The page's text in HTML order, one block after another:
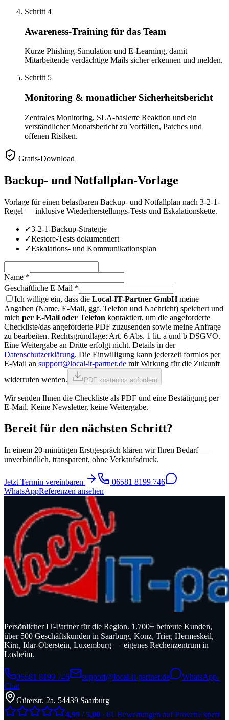
Schritt 4
Awareness-Training für das Team
Kurze Phishing-Simulation und E-Learning, damit
Mitarbeitende verdächtige Mails sicher erkennen und melden.
Schritt 5
Monitoring & monatlicher Sicherheitsbericht
Zentrales Monitoring, SLA-basierte Reaktion und ein
verständlicher Monatsbericht zu Vorfällen, Patches und
offenen Risiken.
Gratis-Download
Backup- und Notfallplan-Vorlage
Vorlage für einen belastbaren Backup- und Notfallplan nach 3-2-1-
Regel — inklusive Wiederherstellungs-Tests und Eskalationskette.
✓3-2-1-Backup-Strategie
✓Restore-Tests dokumentiert
✓Eskalations- und Kommunikationsplan
Name *
Geschäftliche E-Mail *
Ich willige ein, dass die Local-IT-Partner GmbHmeine
Angaben (Name, E-Mail, ggf. Telefon und Nachricht) speichert und
mich per E-Mail oder Telefon kontaktiert, um die angeforderte
Checkliste/das angeforderte PDF zuzusenden sowie meine Anfrage
zu bearbeiten. Rechtsgrundlage: Art. 6 Abs. 1 lit. a und b DSGVO.
Eine Weitergabe an Dritte erfolgt nicht. Details in der
Datenschutzerklärung. Die Einwilligung kann jederzeit formlos per
E-Mail an support@local-it-partner.de mit Wirkung für die Zukunft
widerrufen werden.
PDF kostenlos anfordern
Wir senden Ihnen die Checkliste als PDF und eine Bestätigung per
E-Mail. Keine Newsletter, keine Weitergabe.
Bereit für den nächsten Schritt?
In einem 20-minütigen Erstgespräch klären wir Ihren Bedarf —
unverbindlich, transparent, ohne Verkaufsdruck.
Jetzt Termin vereinbaren
06581 8199 746
WhatsAppReferenzen ansehen
Persönlicher IT-Partner für die Region. 1.700+ betreute Kunden,
über 500 Geschäftskunden in Saarburg, Konz, Trier, Hermeskeil,
Kirn, Idar-Oberstein, Luxemburg — eigenes Rechenzentrum in
Losheim.
06581 8199 746 support@local-it-partner.de
WhatsApp-
Chat
Güterstr. 2a, 54439 Saarburg
4,99 / 5,00 · 81 Bewertungen auf ProvenExpert